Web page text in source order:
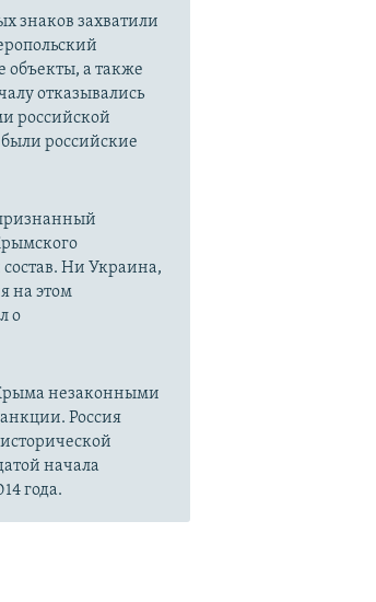
знаков захватили
объекты, а также
отказывались
российской
российские
состав. Ни Украина,
на этом
о
незаконными
Россия
начала
года.